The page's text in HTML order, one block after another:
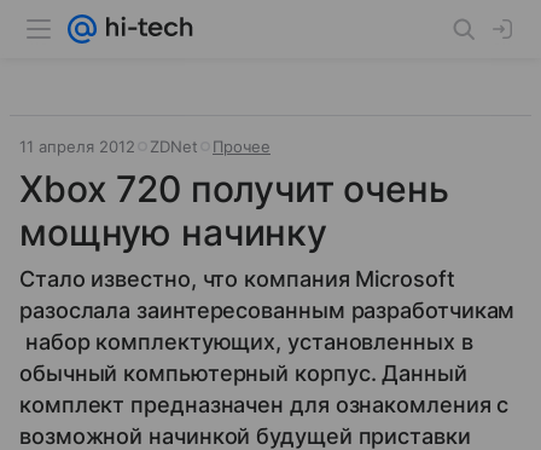
11 апреля 2012 ZDNet Прочее
Xbox 720 получит очень
мощную начинку
Стало известно, что компания Microsoft
разослала заинтересованным разработчикам
набор комплектующих, установленных в
обычный компьютерный корпус. Данный
комплект предназначен для ознакомления с
возможной начинкой будущей приставки